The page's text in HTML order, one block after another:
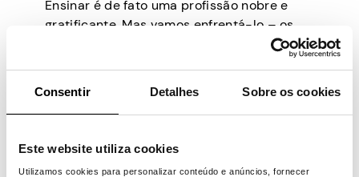
Consentir Detalhes Sobre os cookies
Este website utiliza cookies
Utilizamos cookies para personalizar conteúdo e anúncios, fornecer
Ensinar é de fato uma profissão nobre e
gratificante. Mas vamos enfrentá-lo – os
educadores possuem uma extraordinária
arte de envolver jovens alunos à habilidade
magistral de quebrar conceitos complexos,